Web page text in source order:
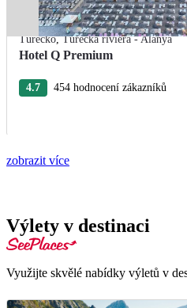
Turecko,Turecká riviéra - Alanya
Hotel Q Premium
4.7 454 hodnocení zákazníků
zobrazit více
Výlety v destinaci
Využijte skvělé nabídky výletů v